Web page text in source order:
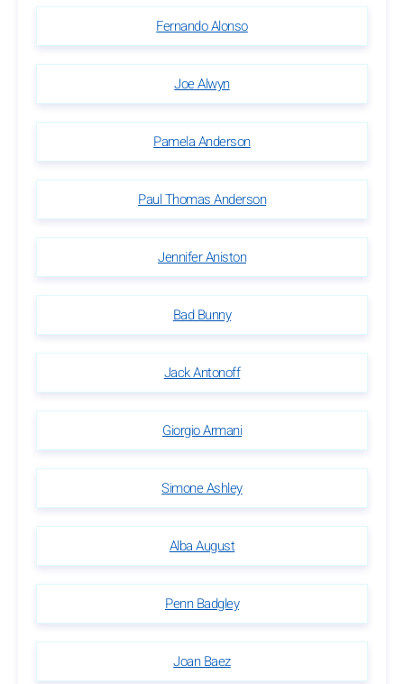
Fernando Alonso
Joe Alwyn
Pamela Anderson
Paul Thomas Anderson
Jennifer Aniston
Bad Bunny
Jack Antonoff
Giorgio Armani
Simone Ashley
Alba August
Penn Badgley
Joan Baez